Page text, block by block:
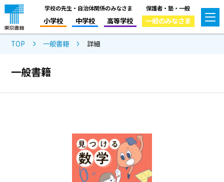
学校の先生・自治体関係のみなさま
小学校 中学校 高等学校
保護者・塾・一般
一般のみなさま
TOP 一般書籍 詳細
一般書籍